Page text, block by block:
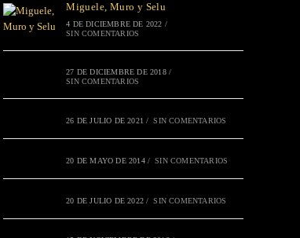
Miguele, Muro y Selu
4 DE DICIEMBRE DE 2022 /
SIN COMENTARIOS
27 DE DICIEMBRE DE 2018 /
SIN COMENTARIOS
26 DE JULIO DE 2021 / SIN COMENTARIOS
20 DE MAYO DE 2014 / SIN COMENTARIOS
20 DE JULIO DE 2022 / SIN COMENTARIOS